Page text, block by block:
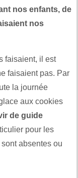
nos enfants, de
nos
faisaient, il est
faisaient pas. Par
la journée
aux cookies
de guide
pour les
absentes ou